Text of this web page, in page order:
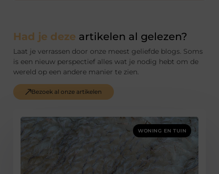
Had je deze artikelen al gelezen?
Laat je verrassen door onze meest geliefde blogs. Soms
is een nieuw perspectief alles wat je nodig hebt om de
wereld op een andere manier te zien.
Bezoek al onze artikelen
WONING EN TUIN